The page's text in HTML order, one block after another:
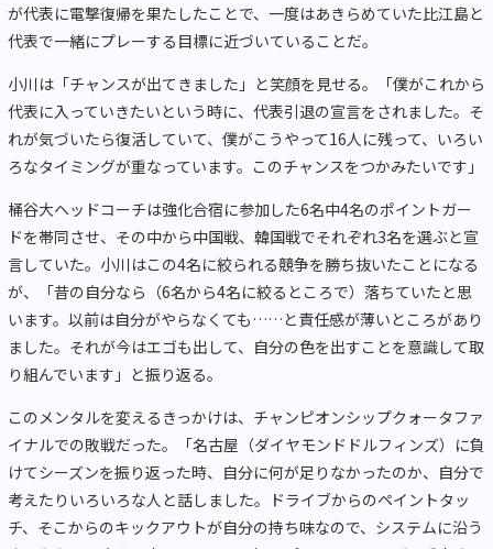
が代表に電撃復帰を果たしたことで、一度はあきらめていた比江島と
代表で一緒にプレーする目標に近づいていることだ。
小川は「チャンスが出てきました」と笑顔を見せる。「僕がこれから
代表に入っていきたいという時に、代表引退の宣言をされました。そ
れが気づいたら復活していて、僕がこうやって16人に残って、いろい
ろなタイミングが重なっています。このチャンスをつかみたいです」
桶谷大ヘッドコーチは強化合宿に参加した6名中4名のポイントガー
ドを帯同させ、その中から中国戦、韓国戦でそれぞれ3名を選ぶと宣
言していた。小川はこの4名に絞られる競争を勝ち抜いたことになる
が、「昔の自分なら（6名から4名に絞るところで）落ちていたと思
います。以前は自分がやらなくても……と責任感が薄いところがあり
ました。それが今はエゴも出して、自分の色を出すことを意識して取
り組んでいます」と振り返る。
このメンタルを変えるきっかけは、チャンピオンシップクォータファ
イナルでの敗戦だった。「名古屋（ダイヤモンドドルフィンズ）に負
けてシーズンを振り返った時、自分に何が足りなかったのか、自分で
考えたりいろいろな人と話しました。ドライブからのペイントタッ
チ、そこからのキックアウトが自分の持ち味なので、システムに沿う